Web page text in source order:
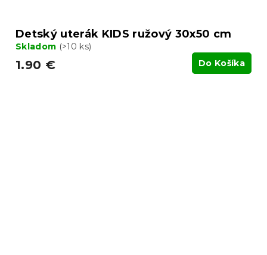
Detský uterák KIDS ružový 30x50 cm
Skladom (>10 ks)
1.90 € Do Košíka